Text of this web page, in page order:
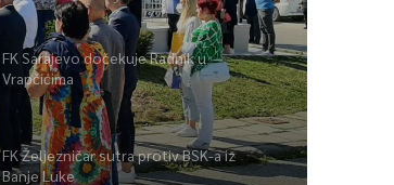
FK Sarajevo dočekuje Radnik u
Vrapčićima
FK Željezničar sutra protiv BSK-a iz
Banje Luke